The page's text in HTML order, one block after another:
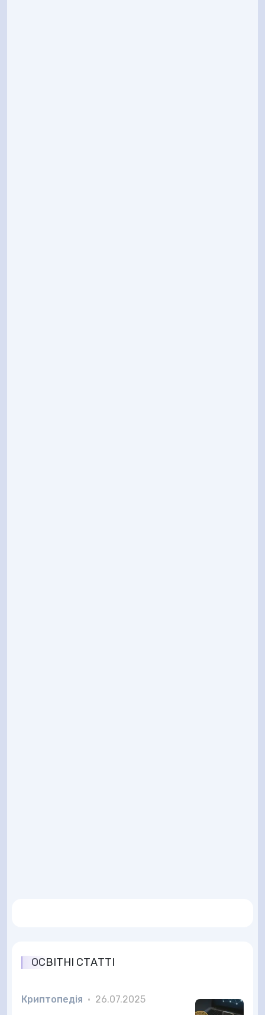
ОСВІТНІ СТАТТІ
Криптопедія • 26.07.2025